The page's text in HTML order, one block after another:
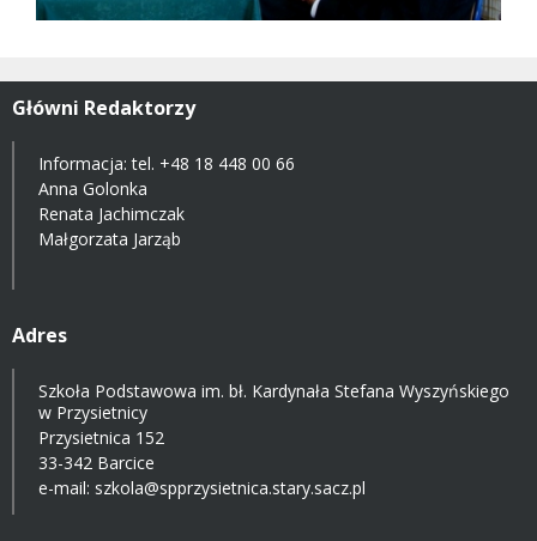
Główni Redaktorzy
Informacja: tel. +48 18 448 00 66
Anna Golonka
Renata Jachimczak
Małgorzata Jarząb
Adres
Szkoła Podstawowa im. bł. Kardynała Stefana Wyszyńskiego
w Przysietnicy
Przysietnica 152
33-342 Barcice
e-mail: szkola@spprzysietnica.stary.sacz.pl